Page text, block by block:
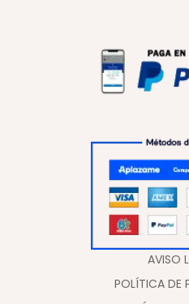
Vista rápida